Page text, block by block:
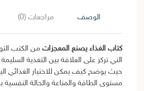
الوصف مراجعات (0)
كتاب الغذاء يصنع المعجزات من الكتب
التي تركز على العلاقة بين التغذية
حيث يوضح كيف يمكن للاختيار الغذائي
مستوى الطاقة والمناعة والحالة